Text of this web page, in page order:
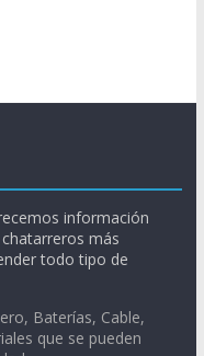
información
más
todo tipo de
Baterías, Cable,
que se pueden